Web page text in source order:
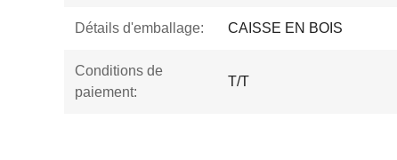
Détails d'emballage: CAISSE EN BOIS
Conditions de
paiement:
T/T